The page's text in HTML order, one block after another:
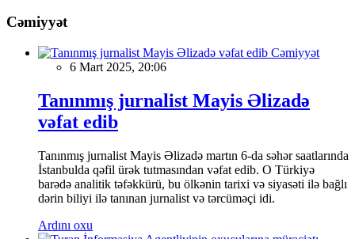
Cəmiyyət
Cəmiyyət
6 Mart 2025, 20:06
Tanınmış jurnalist Mayis Əlizadə
vəfat edib
Tanınmış jurnalist Mayis Əlizadə martın 6-da səhər saatlarında
İstanbulda qəfil ürək tutmasından vəfat edib. O Türkiyə
barədə analitik təfəkkürü, bu ölkənin tarixi və siyasəti ilə bağlı
dərin biliyi ilə tanınan jurnalist və tərcüməçi idi.
Ardını oxu